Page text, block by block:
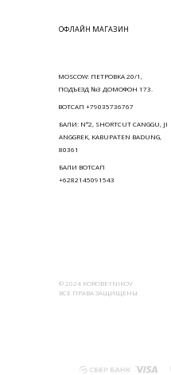
© 2024 KOROBEYNIKOV
ВСЕ ПРАВА ЗАЩИЩЕНЫ
ОФЛАЙН МАГАЗИН
БАЛИ: N°2, SHORTCUT CANGGU, JI
ANGGREK, KABUPATEN BADUNG,
80361
MOSCOW: ПЕТРОВКА 20/1,
ПОДЪЕЗД №3 ДОМОФОН 173.
БАЛИ ВОТСАП
+6282145091543
ВОТСАП +79035736767